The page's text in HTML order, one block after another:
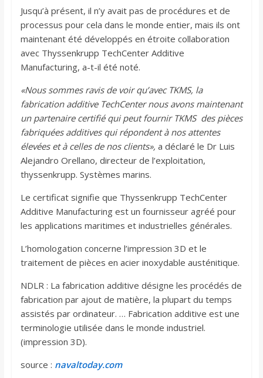
Jusqu’à présent, il n’y avait pas de procédures et de
processus pour cela dans le monde entier, mais ils ont
maintenant été développés en étroite collaboration
avec Thyssenkrupp TechCenter Additive
Manufacturing, a-t-il été noté.
«Nous sommes ravis de voir qu’avec TKMS, la
fabrication additive TechCenter nous avons maintenant
un partenaire certifié qui peut fournir TKMS des pièces
fabriquées additives qui répondent à nos attentes
élevées et à celles de nos clients», a déclaré le Dr Luis
Alejandro Orellano, directeur de l’exploitation,
thyssenkrupp. Systèmes marins.
Le certificat signifie que Thyssenkrupp TechCenter
Additive Manufacturing est un fournisseur agréé pour
les applications maritimes et industrielles générales.
L’homologation concerne l’impression 3D et le
traitement de pièces en acier inoxydable austénitique.
NDLR : La fabrication additive désigne les procédés de
fabrication par ajout de matière, la plupart du temps
assistés par ordinateur. … Fabrication additive est une
terminologie utilisée dans le monde industriel.
(impression 3D).
source : navaltoday.com